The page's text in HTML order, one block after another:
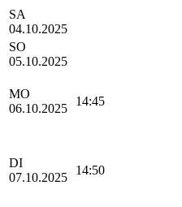
SA
04.10.2025
SO
05.10.2025
MO
06.10.2025
14:45
DI
07.10.2025
14:50